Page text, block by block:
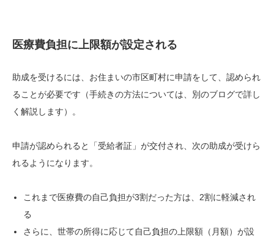
医療費負担に上限額が設定される
助成を受けるには、お住まいの市区町村に申請をして、認められ
ることが必要です（手続きの方法については、別のブログで詳し
く解説します）。
申請が認められると「受給者証」が交付され、次の助成が受けら
れるようになります。
これまで医療費の自己負担が3割だった方は、2割に軽減され
る
さらに、世帯の所得に応じて自己負担の上限額（月額）が設